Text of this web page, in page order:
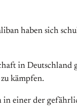
haben sich
in Deutschland
kämpfen.
einer der